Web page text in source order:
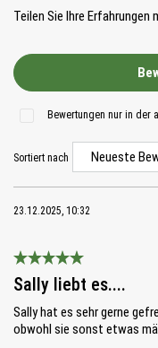
Teilen Sie Ihre Erfahrungen
Bewertungen nur in der
Sortiert nach
23.12.2025, 10:32
Bewertung mit 5 von 5
Sally liebt es....
Sally hat es sehr gerne
obwohl sie sonst etwas